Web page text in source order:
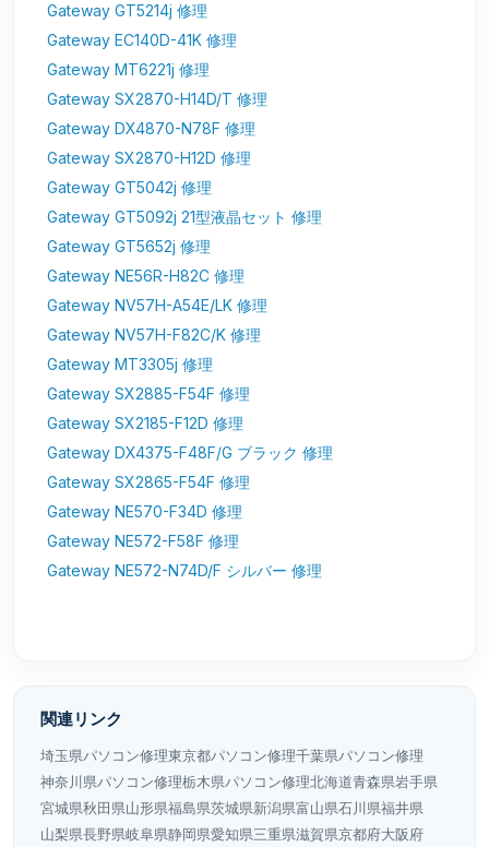
Gateway GT5214j 修理
Gateway EC140D-41K 修理
Gateway MT6221j 修理
Gateway SX2870-H14D/T 修理
Gateway DX4870-N78F 修理
Gateway SX2870-H12D 修理
Gateway GT5042j 修理
Gateway GT5092j 21型液晶セット 修理
Gateway GT5652j 修理
Gateway NE56R-H82C 修理
Gateway NV57H-A54E/LK 修理
Gateway NV57H-F82C/K 修理
Gateway MT3305j 修理
Gateway SX2885-F54F 修理
Gateway SX2185-F12D 修理
Gateway DX4375-F48F/G ブラック 修理
Gateway SX2865-F54F 修理
Gateway NE570-F34D 修理
Gateway NE572-F58F 修理
Gateway NE572-N74D/F シルバー 修理
関連リンク
埼玉県パソコン修理東京都パソコン修理千葉県パソコン修理
神奈川県パソコン修理栃木県パソコン修理北海道青森県岩手県
宮城県秋田県山形県‎福島県‎茨城県新潟県富山県‎‎石川県福井県‎
山梨県長野県岐阜県静岡県愛知県‎‎‎‎‎‎三重県滋賀県‎‎‎‎‎‎京都府大阪府‎